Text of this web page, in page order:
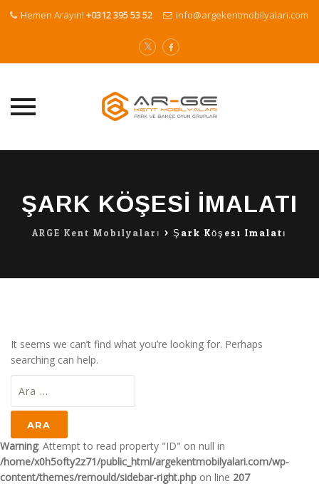
Hemen Arayın! +0312 395 53 52 info@argekentmobilyalari.com
ŞARK KÖŞESI IMALATI
ARGE Kent Mobilyaları > Şark Köşesi Imalatı
It seems we can’t find what you’re looking for. Perhaps
searching can help.
Warning: Attempt to read property "ID" on null in
/home/x0h5ofty2z71/public_html/argekentmobilyalari.com/wp-
content/themes/remould/sidebar-right.php on line 207